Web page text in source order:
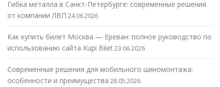
Гибка металла в Санкт-Петербурге: современные решения
от компании ЛВП 24.06.2026
Как купить билет Москва — Ереван: полное руководство по
использованию сайта Kupi Bilet23.06.2026
Современные решения для мобильного шиномонтажа:
особенности и преимущества 28.05.2026